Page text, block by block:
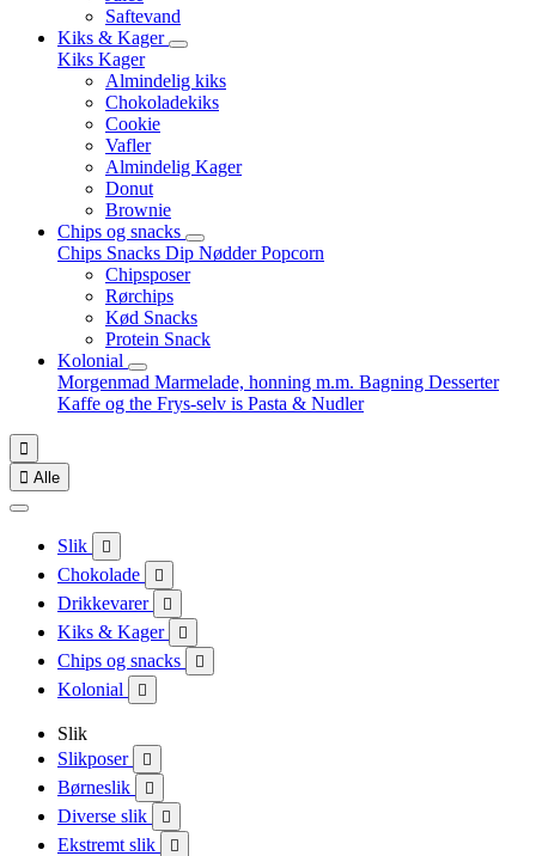
Saftevand
Kiks & Kager
Kiks Kager
Almindelig kiks
Chokoladekiks
Cookie
Vafler
Almindelig Kager
Donut
Brownie
Chips og snacks
Chips Snacks Dip NødderPopcorn
Chipsposer
Rørchips
Kød Snacks
Protein Snack
Kolonial
Morgenmad Marmelade, honning m.m. Bagning Desserter
Kaffe og the Frys-selv is Pasta & Nudler

 Alle
Slik 
Chokolade 
Drikkevarer 
Kiks & Kager 
Chips og snacks 
Kolonial 
Slik
Slikposer

Børneslik 
Diverse slik 
Ekstremt slik 